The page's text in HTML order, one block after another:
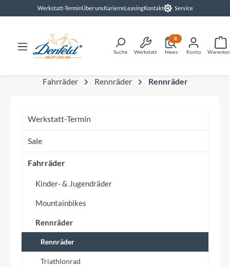
springenWerkstatt-TerminÜber unsKarierreLeasingKontakt Service
Suche Werkstatt News
8
Konto
Fahrräder Rennräder Rennräder
Werkstatt-Termin
Sale
Fahrräder
Kinder- & Jugendräder
Mountainbikes
Rennräder
Rennräder
Triathlonrad